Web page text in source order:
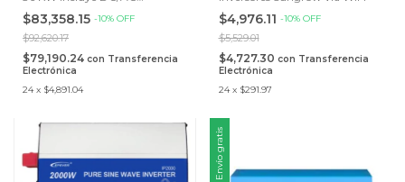
Disconnect
$83,358.15 -10% OFF
$92,620.17
$79,190.24 con Transferencia
Electrónica
24 x $4,891.04
$4,976.11 -10% OFF
$5,529.01
$4,727.30 con Transferencia
Electrónica
24 x $291.97
Envío gratis